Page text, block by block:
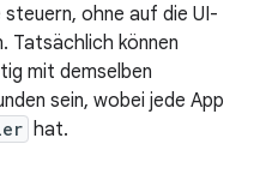
ohne auf die UI-
Tatsächlich können
mit demselben
sein, wobei jede App
hat.